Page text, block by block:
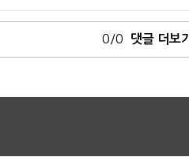
0/0 댓글 더보기